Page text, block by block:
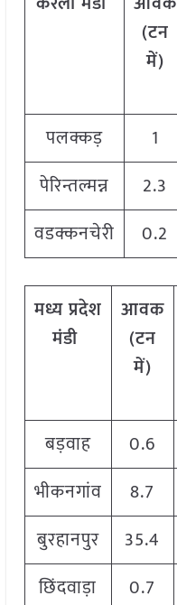
(टन
में)
पलक्कड़
1
पेरिन्तल्मन्न
2.3
वडक्कनचेरी
0.2
मध्य प्रदेश
मंडी
आवक
(टन
में)
बड़वाह
0.6
भीकनगांव
8.7
बुरहानपुर
35.4
छिंदवाड़ा
0.7